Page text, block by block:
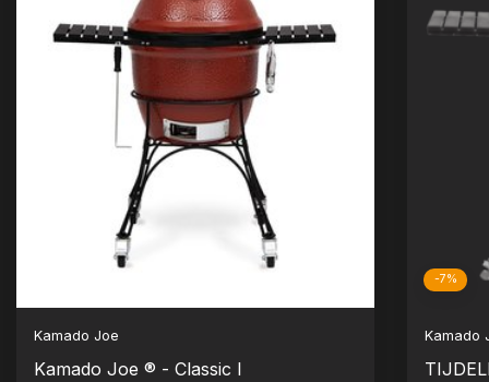
Kamado Joe
Kamado Joe ® - Classic I
-7%
Kamado